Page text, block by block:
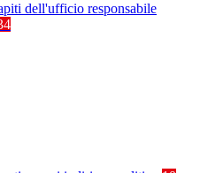
dell'ufficio responsabile